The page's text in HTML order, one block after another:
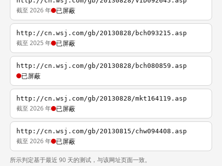
截至 2026 年 已屏蔽
http://cn.wsj.com/gb/20130828/bch093215.asp
截至 2025 年 已屏蔽
http://cn.wsj.com/gb/20130828/bch080859.asp
已屏蔽
http://cn.wsj.com/gb/20130828/mkt164119.asp
截至 2026 年 已屏蔽
http://cn.wsj.com/gb/20130815/chw094408.asp
截至 2026 年 已屏蔽
所示判定基于最近 90 天的测试，与该网址页面一致。